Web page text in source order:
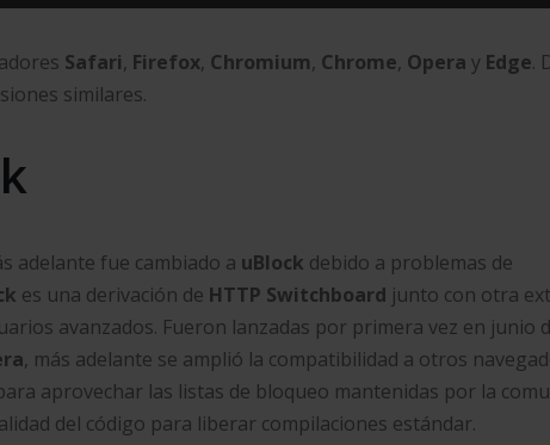
Safari, Firefox, Chromium, Chrome, Opera y Edge.
similares.
adelante fue cambiado a uBlock debido a problemas de
es una derivación de HTTP Switchboard junto con otra
avanzados.​ Fueron lanzadas por primera vez en junio
, más adelante se amplió la compatibilidad a otros
aprovechar las listas de bloqueo mantenidas por la
del código para liberar compilaciones estándar.​